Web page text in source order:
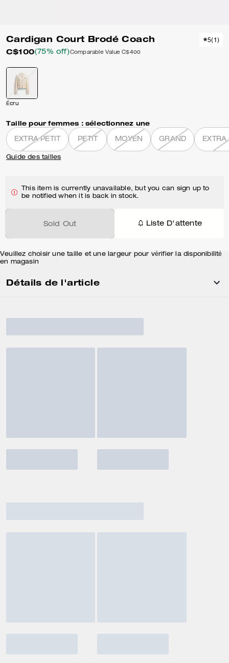
Cardigan Court Brodé Coach
C$100(75% off)Comparable Value C$400
5(1)
Écru
Taille pour femmes : sélectionnez une
EXTRA PETIT PETIT MOYEN GRAND EXTRA
Guide des tailles
This item is currently unavailable, but you can sign up to
be notified when it is back in stock.
Sold Out Liste D'attente
Veuillez choisir une taille et une largeur pour vérifier la disponibilité
en magasin
Détails de l'article